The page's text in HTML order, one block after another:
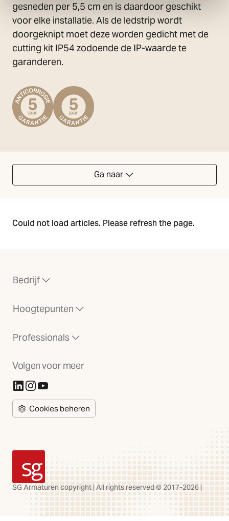
gesneden per 5,5 cm en is daardoor geschikt
voor elke installatie. Als de ledstrip wordt
doorgeknipt moet deze worden gedicht met de
cutting kit IP54 zodoende de IP-waarde te
garanderen.
Ga naar
Could not load articles. Please refresh the page.
Bedrijf
Hoogtepunten
Professionals
Volgen voor meer
(Opent in nieuw tabblad)
(Opent in nieuw tabblad)
(Opent in nieuw tabblad)
Cookies beheren
SG Armaturen
SG Armaturen copyright | All rights reserved © 2017-2026 |